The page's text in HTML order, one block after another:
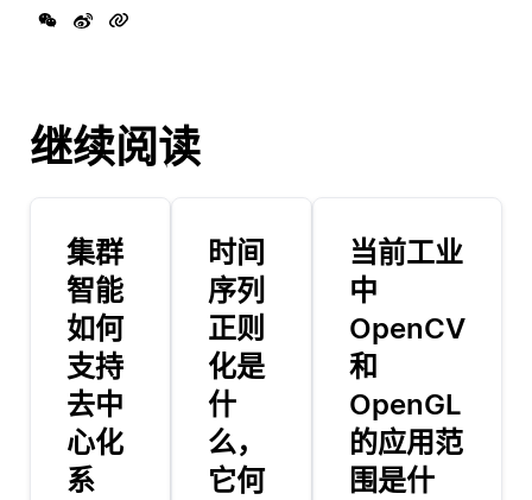
继续阅读
集群
智能
如何
支持
去中
心化
系
时间
序列
正则
化是
什
么，
它何
当前工业
中
OpenCV
和
OpenGL
的应用范
围是什